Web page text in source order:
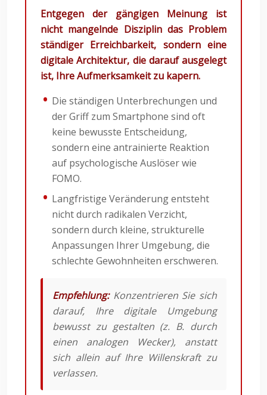
Entgegen der gängigen Meinung ist
nicht mangelnde Disziplin das Problem
ständiger Erreichbarkeit, sondern eine
digitale Architektur, die darauf ausgelegt
ist, Ihre Aufmerksamkeit zu kapern.
Die ständigen Unterbrechungen und
der Griff zum Smartphone sind oft
keine bewusste Entscheidung,
sondern eine antrainierte Reaktion
auf psychologische Auslöser wie
FOMO.
Langfristige Veränderung entsteht
nicht durch radikalen Verzicht,
sondern durch kleine, strukturelle
Anpassungen Ihrer Umgebung, die
schlechte Gewohnheiten erschweren.
Empfehlung:Konzentrieren Sie sich
darauf, Ihre digitale Umgebung
bewusst zu gestalten (z. B. durch
einen analogen Wecker), anstatt
sich allein auf Ihre Willenskraft zu
verlassen.